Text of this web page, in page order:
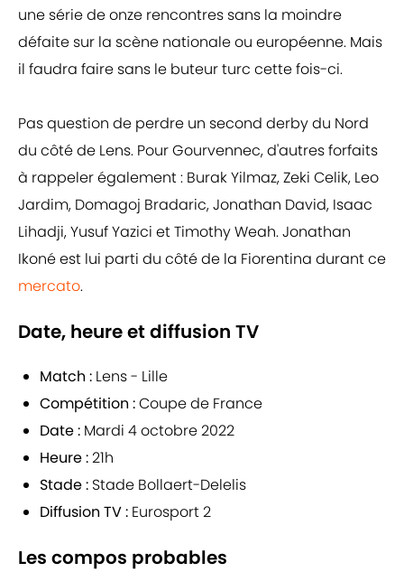
une série de onze rencontres sans la moindre
défaite sur la scène nationale ou européenne. Mais
il faudra faire sans le buteur turc cette fois-ci.
Pas question de perdre un second derby du Nord
du côté de Lens. Pour Gourvennec, d'autres forfaits
à rappeler également : Burak Yilmaz, Zeki Celik, Leo
Jardim, Domagoj Bradaric, Jonathan David, Isaac
Lihadji, Yusuf Yazici et Timothy Weah. Jonathan
Ikoné est lui parti du côté de la Fiorentina durant ce
mercato.
Date, heure et diffusion TV
Match : Lens - Lille
Compétition :Coupe de France
Date : Mardi 4 octobre 2022
Heure :21h
Stade : Stade Bollaert-Delelis
Diffusion TV : Eurosport 2
Les compos probables